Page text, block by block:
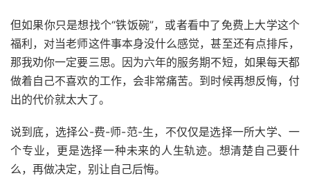
但如果你只是想找个“铁饭碗”，或者看中了免费上大学这个
福利，对当老师这件事本身没什么感觉，甚至还有点排斥，
那我劝你一定要三思。因为六年的服务期不短，如果每天都
做着自己不喜欢的工作，会非常痛苦。到时候再想反悔，付
出的代价就太大了。
说到底，选择公-费-师-范-生，不仅仅是选择一所大学、一
个专业，更是选择一种未来的人生轨迹。想清楚自己要什
么，再做决定，别让自己后悔。